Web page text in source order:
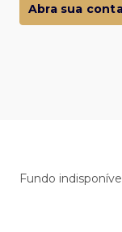
Abra sua
Fundo